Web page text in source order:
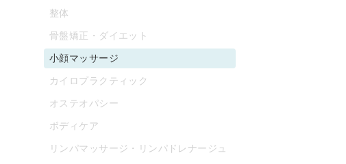
整体
骨盤矯正・ダイエット
小顔マッサージ
カイロプラクティック
オステオパシー
ボディケア
リンパマッサージ・リンパドレナージュ